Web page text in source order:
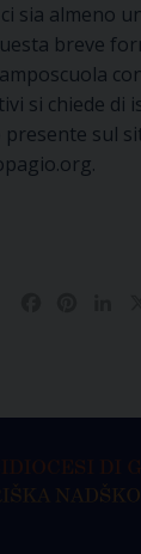
sia almeno
breve
si chiede di
sul
.